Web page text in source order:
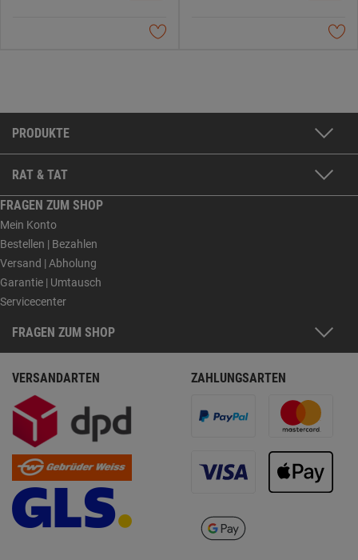
PRODUKTE
RAT & TAT
FRAGEN ZUM SHOP
Mein Konto
Bestellen | Bezahlen
Versand | Abholung
Garantie | Umtausch
Servicecenter
FRAGEN ZUM SHOP
VERSANDARTEN ZAHLUNGSARTEN